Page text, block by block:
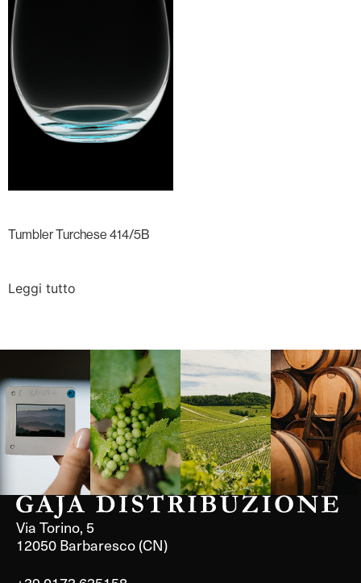
Tumbler Turchese 414/5B
Leggi tutto
Langa, 1977 Borgogna,
Francia
Borgogna,
Francia
Instagram
Via Torino, 5
12050 Barbaresco (CN)